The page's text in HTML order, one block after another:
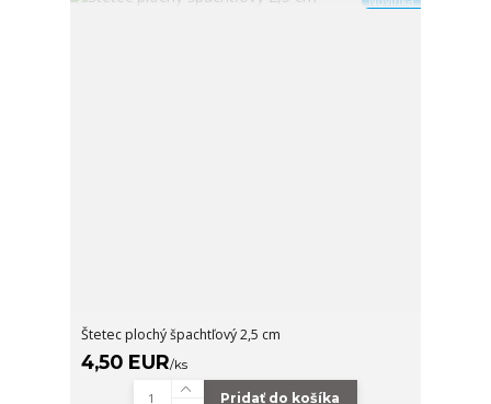
Štetec plochý špachtľový 2,5 cm
4,50 EUR/ks
Pridať do košíka